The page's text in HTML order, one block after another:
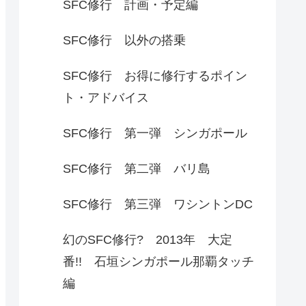
SFC修行 計画・予定編
SFC修行 以外の搭乗
SFC修行 お得に修行するポイン
ト・アドバイス
SFC修行 第一弾 シンガポール
SFC修行 第二弾 バリ島
SFC修行 第三弾 ワシントンDC
幻のSFC修行? 2013年 大定
番!! 石垣シンガポール那覇タッチ
編